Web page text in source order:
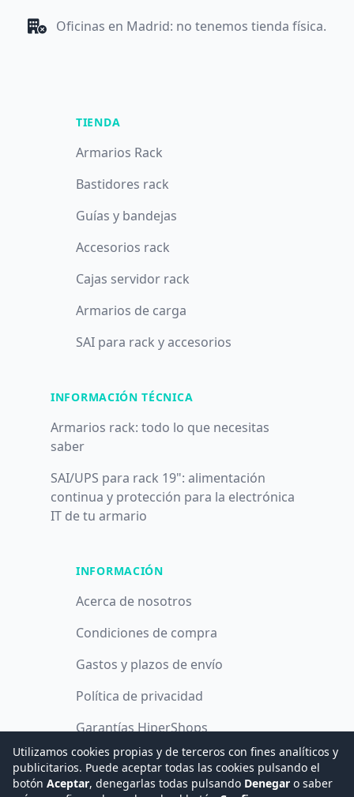
Oficinas en Madrid: no tenemos tienda física.
TIENDA
Armarios Rack
Bastidores rack
Guías y bandejas
Accesorios rack
Cajas servidor rack
Armarios de carga
SAI para rack y accesorios
INFORMACIÓN TÉCNICA
Armarios rack: todo lo que necesitas
saber
SAI/UPS para rack 19": alimentación
continua y protección para la electrónica
IT de tu armario
INFORMACIÓN
Acerca de nosotros
Condiciones de compra
Gastos y plazos de envío
Política de privacidad
Garantías HiperShops
Política de cookies
Utilizamos cookies propias y de terceros con fines analíticos y
publicitarios. Puede aceptar todas las cookies pulsando el
botón Aceptar, denegarlas todas pulsando Denegar o saber